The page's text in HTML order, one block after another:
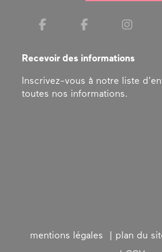
Recevoir des informations
Inscrivez-vous à notre liste
toutes nos informations.
mentions légales plan du